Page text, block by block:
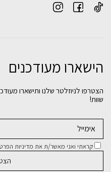
הישארו מעודכנים
הצטרפו לניוזלטר שלנו ותישארו
שוות!
קראתי ואני מאשר/ת את מדיניות